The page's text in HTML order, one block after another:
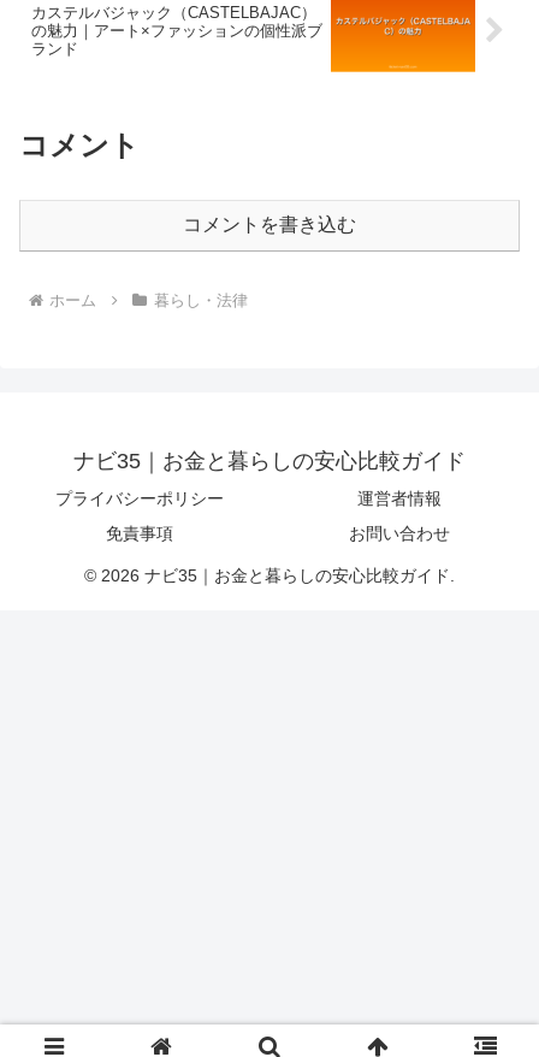
カステルバジャック（CASTELBAJAC）
の魅力｜アート×ファッションの個性派ブ
ランド
コメント
コメントを書き込む
ホーム 暮らし・法律
ナビ35｜お金と暮らしの安心比較ガイド
プライバシーポリシー
運営者情報
免責事項
お問い合わせ
© 2026 ナビ35｜お金と暮らしの安心比較ガイド.